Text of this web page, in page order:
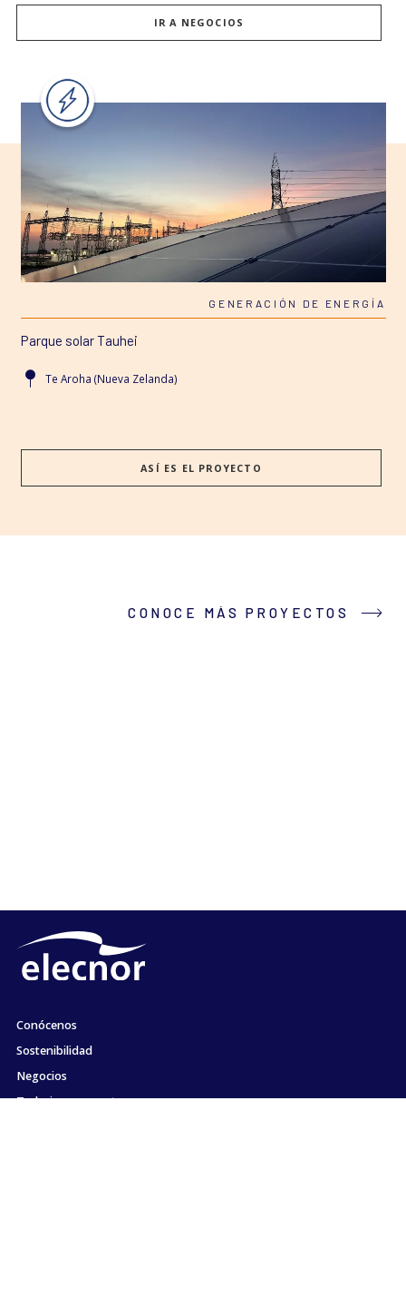
IR A NEGOCIOS
GENERACIÓN DE ENERGÍA
Parque solar Tauhei
Te Aroha (Nueva Zelanda)
ASÍ ES EL PROYECTO
CONOCE MÁS PROYECTOS
Conócenos
Sostenibilidad
Negocios
Trabaja con nosotros